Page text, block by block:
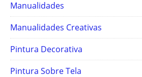
Manualidades
Manualidades Creativas
Pintura Decorativa
Pintura Sobre Tela